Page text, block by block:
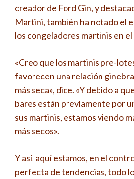
creador de Ford Gin, y
Martini, también ha notado el
los congeladores martinis en
«Creo que los martinis pre-
favorecen una relación
más seca», dice. «Y debido a
bares están previamente por
sus martinis, estamos viendo
más secos».
Y así, aquí estamos, en el
perfecta de tendencias, todo